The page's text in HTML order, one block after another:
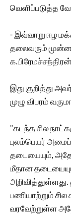
வெளிப்படுத்த
- இவ்வாறு ஈழ
தலைவரும்
க.பிரேமச்சந்திரன்
இது குறித்து
முழு விபரம்
"கடந்த சில
புலம்பெயர்
தடையையும்,
மீதான
அறிவித்துள்ளது.
பணியாற்றும்
வரவேற்றுள்ள